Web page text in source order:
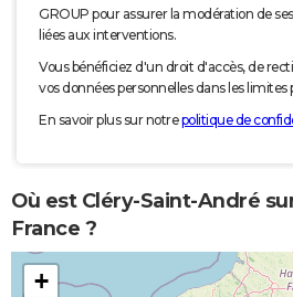
GROUP pour assurer la modération de
liées aux interventions.
Vous bénéficiez d'un droit d'accès, de
vos données personnelles dans les limites
En savoir plus sur notrepolitique de
Où est Cléry-Saint-André
France ?
+